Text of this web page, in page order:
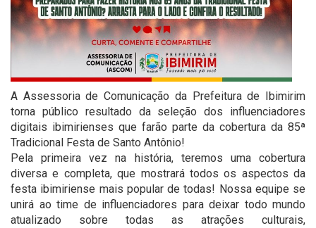
A Assessoria de Comunicação da Prefeitura de Ibimirim
torna público resultado da seleção dos influenciadores
digitais ibimirienses que farão parte da cobertura da 85ª
Tradicional Festa de Santo Antônio!
Pela primeira vez na história, teremos uma cobertura
diversa e completa, que mostrará todos os aspectos da
festa ibimiriense mais popular de todas! Nossa equipe se
unirá ao time de influenciadores para deixar todo mundo
atualizado sobre todas as atrações culturais,